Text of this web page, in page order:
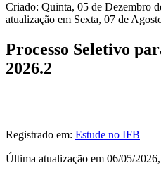
Criado: Quinta, 05 de Dezembro
atualização em Sexta, 07 de
Processo Seletivo
2026.2
Registrado em: Estude no IFB
Última atualização em 06/05/